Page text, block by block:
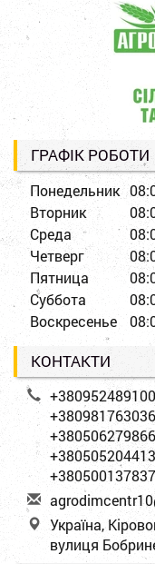
ГРАФІК РОБОТИ
Понедельник
Вторник
Среда
Четверг
Пятница
Суббота
Воскресенье
КОНТАКТИ
+380952489100
+380981763036
+380506279866
+380505204413
+380500137837
agrodimcentr1
Україна,
вулиця